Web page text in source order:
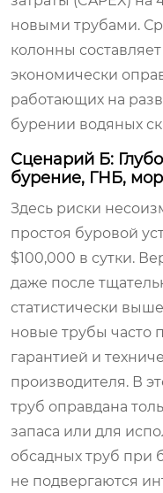
новыми трубами.
колонны
экономически
работающих на
бурении водяных
Сценарий Б:
бурение, ГНБ,
Здесь риски
простоя буровой
$100,000 в сутки.
даже после
статистически
новые трубы часто
гарантией и
производителя. В
труб оправдана
запаса или для
обсадных труб при
не подвергаются